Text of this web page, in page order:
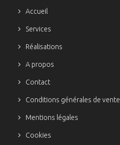
Accueil
Services
Réalisations
A propos
Contact
Conditions générales de vente
Mentions légales
Cookies